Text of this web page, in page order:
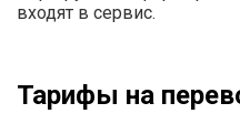
входят в сервис.
Тарифы на